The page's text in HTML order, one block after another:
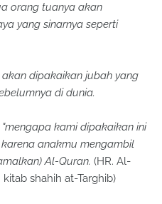
orang tuanya akan
yang sinarnya seperti
dipakaikan jubah yang
di dunia.
kami dipakaikan ini
anakmu mengambil
Al-Quran. (HR. Al-
shahih at-Targhib)